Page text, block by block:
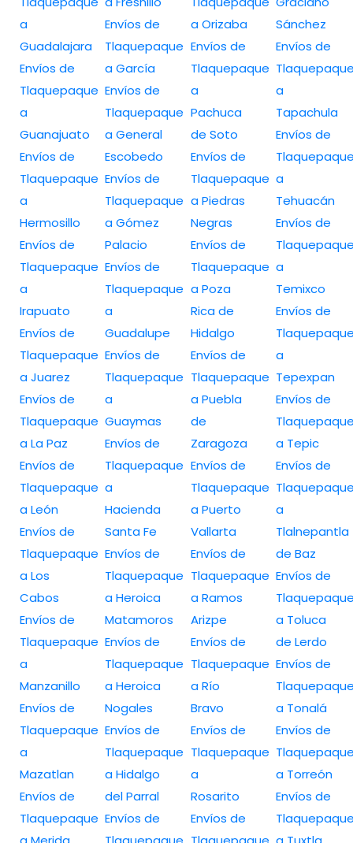
a
Guadalajara
Envíos de
Tlaquepaque
a
Guanajuato
Envíos de
Tlaquepaque
a
Hermosillo
Envíos de
Tlaquepaque
a
Irapuato
Envíos de
Tlaquepaque
a Juarez
Envíos de
Tlaquepaque
a La Paz
Envíos de
Tlaquepaque
a León
Envíos de
Tlaquepaque
a Los
Cabos
Envíos de
Tlaquepaque
a
Manzanillo
Envíos de
Tlaquepaque
a
Mazatlan
Envíos de
Tlaquepaque
Envíos de
Tlaquepaque
a García
Envíos de
Tlaquepaque
a General
Escobedo
Envíos de
Tlaquepaque
a Gómez
Palacio
Envíos de
Tlaquepaque
a
Guadalupe
Envíos de
Tlaquepaque
a
Guaymas
Envíos de
Tlaquepaque
a
Hacienda
Santa Fe
Envíos de
Tlaquepaque
a Heroica
Matamoros
Envíos de
Tlaquepaque
a Heroica
Nogales
Envíos de
Tlaquepaque
a Hidalgo
del Parral
Envíos de
a Orizaba
Envíos de
Tlaquepaque
a
Pachuca
de Soto
Envíos de
Tlaquepaque
a Piedras
Negras
Envíos de
Tlaquepaque
a Poza
Rica de
Hidalgo
Envíos de
Tlaquepaque
a Puebla
de
Zaragoza
Envíos de
Tlaquepaque
a Puerto
Vallarta
Envíos de
Tlaquepaque
a Ramos
Arizpe
Envíos de
Tlaquepaque
a Río
Bravo
Envíos de
Tlaquepaque
a
Rosarito
Envíos de
Sánchez
Envíos de
a
Tapachula
Envíos de
a
Tehuacán
Envíos de
a
Temixco
Envíos de
a
Tepexpan
Envíos de
a Tepic
Envíos de
a
Tlalnepantla
de Baz
Envíos de
a Toluca
de Lerdo
Envíos de
a Tonalá
Envíos de
a Torreón
Envíos de